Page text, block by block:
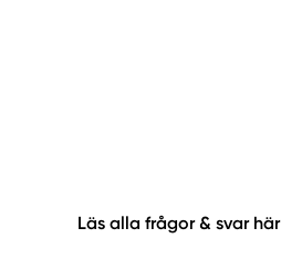
Läs alla frågor & svar här